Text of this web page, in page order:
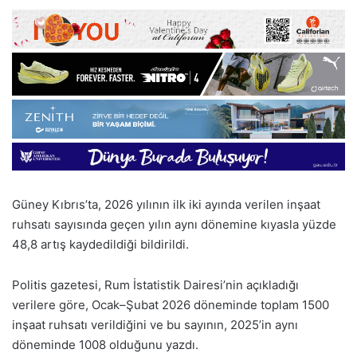
Güney Kıbrıs’ta, 2026 yılının ilk iki ayında verilen inşaat
ruhsatı sayısında geçen yılın aynı dönemine kıyasla yüzde
48,8 artış kaydedildiği bildirildi.
Politis gazetesi, Rum İstatistik Dairesi’nin açıkladığı
verilere göre, Ocak–Şubat 2026 döneminde toplam 1500
inşaat ruhsatı verildiğini ve bu sayının, 2025’in aynı
döneminde 1008 olduğunu yazdı.